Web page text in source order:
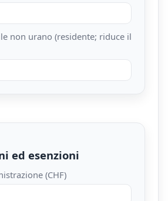
non urano (residente; riduce il
ed esenzioni
(CHF)